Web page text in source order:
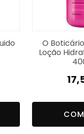
O
Loção